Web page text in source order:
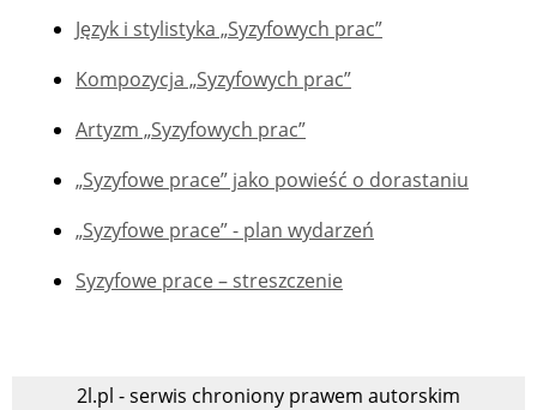
Język i stylistyka „Syzyfowych prac”
Kompozycja „Syzyfowych prac”
Artyzm „Syzyfowych prac”
„Syzyfowe prace” jako powieść o dorastaniu
„Syzyfowe prace” - plan wydarzeń
Syzyfowe prace – streszczenie
2l.pl - serwis chroniony prawem autorskim